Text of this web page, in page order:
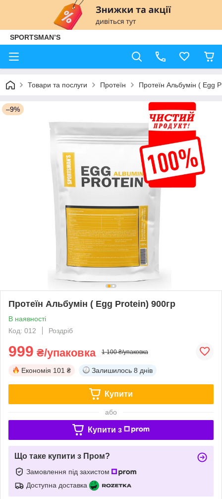
SPORTSMAN’S
Товари та послуги Протеїн Протеїн Альбумін ( Egg
–9%
Протеїн Альбумін ( Egg Protein) 900гр
В наявності
Код: 012
Роздріб
999 ₴/упаковка 1 100 ₴/упаковка
Економія 101 ₴ Залишилось 8 днів
Купити
або
Купити з
Що таке купити з Пром?
Замовлення під захистом
Доступна доставка